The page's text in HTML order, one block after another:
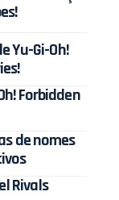
Yu-Gi-Oh!
Forbidden
de nomes
Rivals